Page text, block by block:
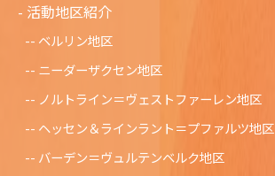
活動地区紹介
ベルリン地区
ニーダーザクセン地区
ノルトライン＝ヴェストファーレン地区
ヘッセン＆ラインラント＝プファルツ地区
バーデン＝ヴュルテンベルク地区